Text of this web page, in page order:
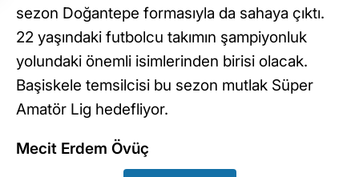
sezon Doğantepe formasıyla da sahaya çıktı.
22 yaşındaki futbolcu takımın şampiyonluk
yolundaki önemli isimlerinden birisi olacak.
Başiskele temsilcisi bu sezon mutlak Süper
Amatör Lig hedefliyor.
Mecit Erdem Övüç